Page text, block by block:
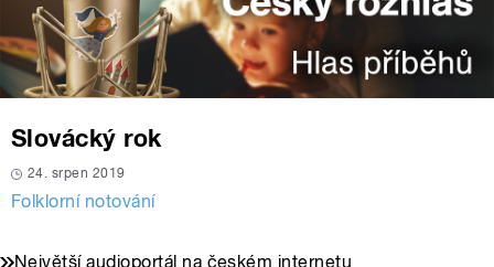
Slovácký rok
24. srpen 2019
Folklorní notování
Největší audioportál na českém internetu